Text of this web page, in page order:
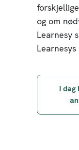
og om
Learnesy
I